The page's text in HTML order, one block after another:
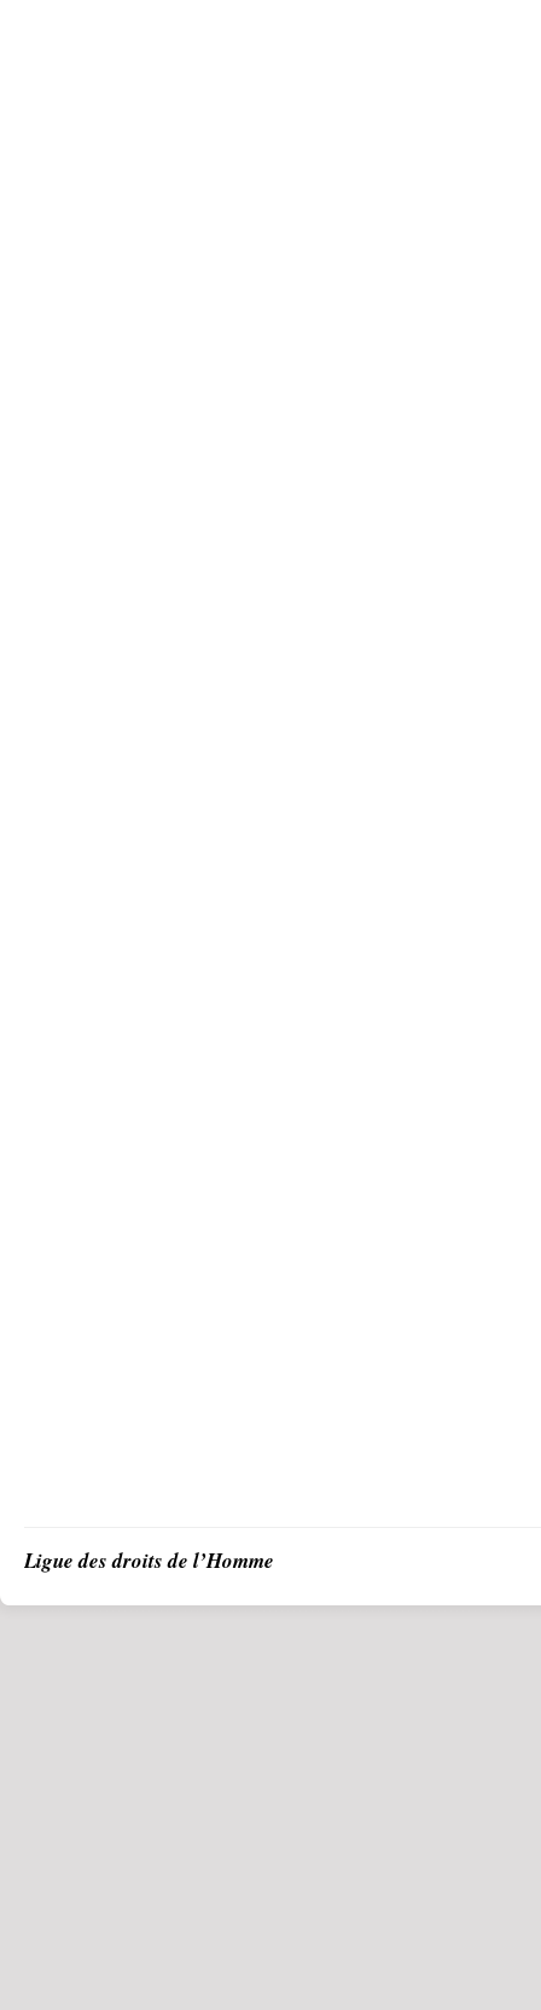
Ligue des droits de l’Homme